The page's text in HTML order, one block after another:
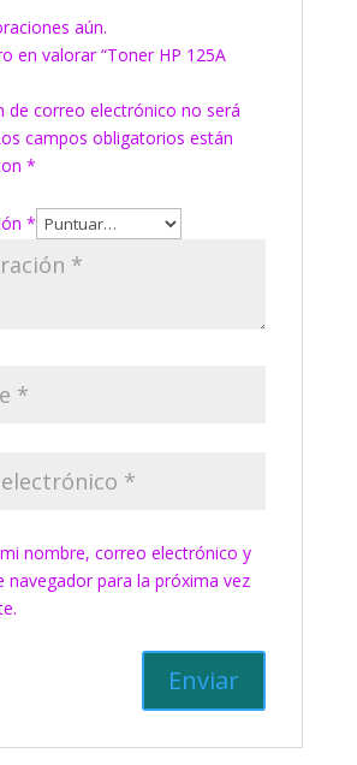
aún.
en valorar “Toner HP 125A
de correo electrónico no será
campos obligatorios están
*
*
nombre, correo electrónico y
navegador para la próxima vez